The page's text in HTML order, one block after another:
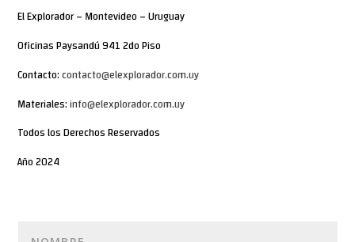
El Explorador – Montevideo – Uruguay
Oficinas Paysandú 941 2do Piso
Contacto:contacto@elexplorador.com.uy
Materiales:info@elexplorador.com.uy
Todos los Derechos Reservados
Año 2024